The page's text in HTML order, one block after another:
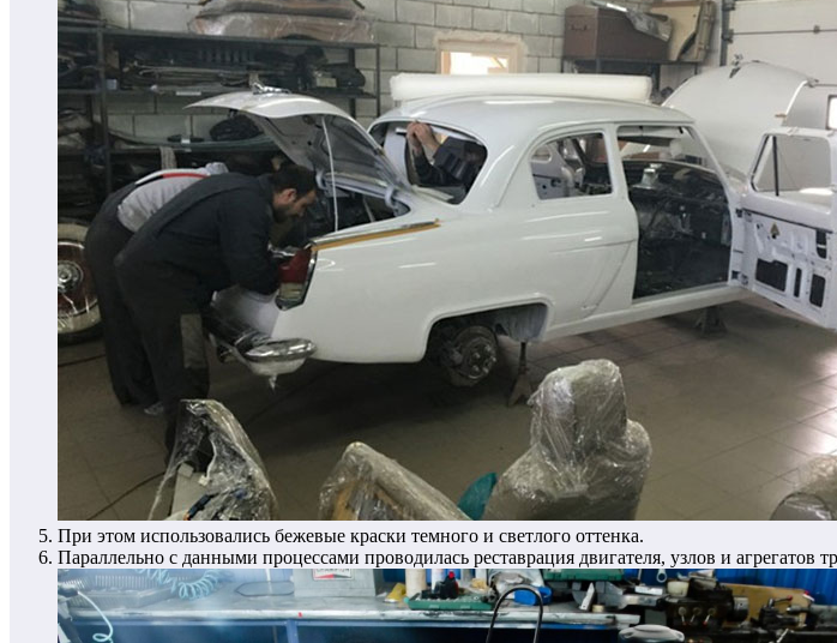
При этом использовались бежевые краски темного и светлого оттенка.
Параллельно с данными процессами проводилась реставрация двигателя, узлов и агрегатов